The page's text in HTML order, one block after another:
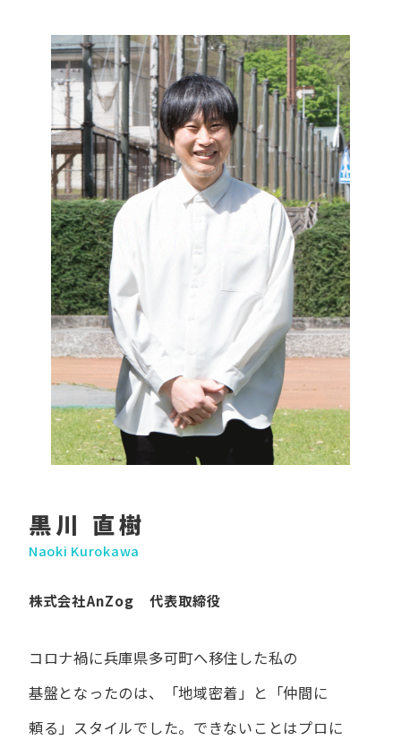
黒川 直樹
Naoki Kurokawa
株式会社AnZog 代表取締役
コロナ禍に​兵庫県多可町へ​移住した​私の​
基盤となったのは、
「地域密着」と​「仲間に​
頼る」スタイルでした。 できない​ことは​プロに​